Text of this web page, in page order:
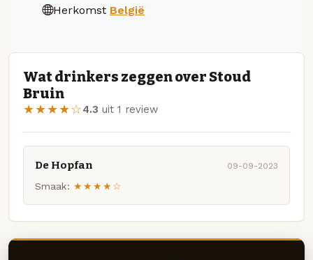
Herkomst België
Wat drinkers zeggen over Stoud
Bruin
★★★★☆4.3 uit 1 review
De Hopfan 09-09-2023
Smaak: ★★★★☆